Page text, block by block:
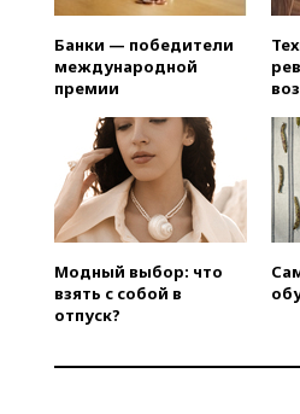
Банки — победители
международной
премии
Модный выбор: что
взять с собой в
отпуск?